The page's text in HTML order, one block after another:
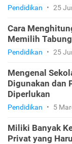
Pendidikan • 25
Cara
Memilih
Pendidikan • 25
Mengenal
Digunakan dan
Diperlukan
Pendidikan • 5
Miliki Banyak
Privat yang